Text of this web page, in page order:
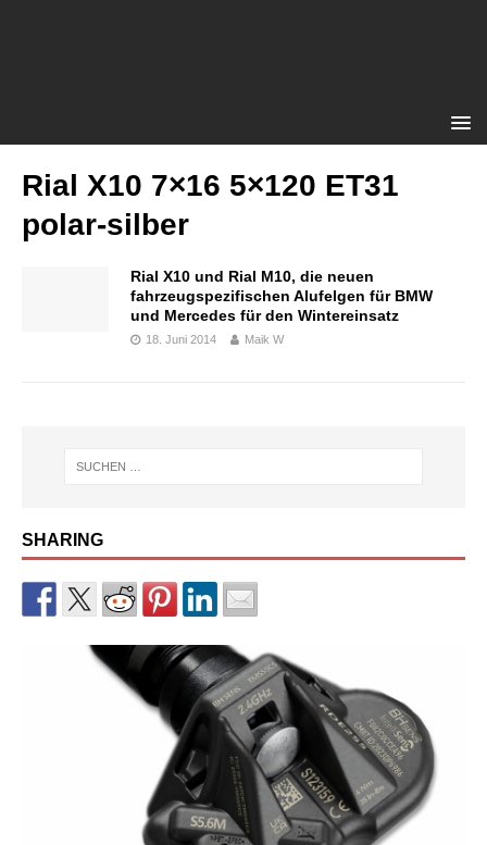
Rial X10 7×16 5×120 ET31
polar-silber
Rial X10 und Rial M10, die neuen
fahrzeugspezifischen Alufelgen für BMW
und Mercedes für den Wintereinsatz
18. Juni 2014 Maik W
SHARING